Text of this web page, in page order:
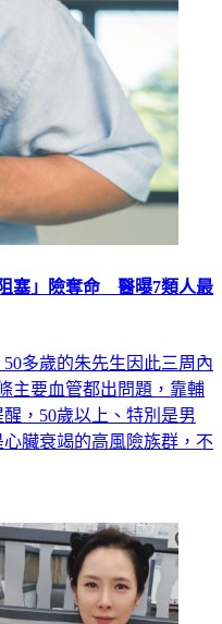
塞」險奪命 醫曝7類人最
多歲的朱先生因此三周內
主要血管都出問題，靠輔
，50歲以上、特別是男
臟衰竭的高風險族群，不